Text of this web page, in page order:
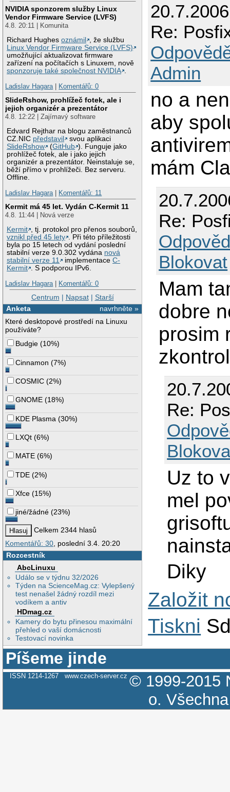
NVIDIA sponzorem služby Linux
Vendor Firmware Service (LVFS)
4.8. 20:11 | Komunita
Richard Hughesoznámil
, že službu
Linux Vendor Firmware Service (LVFS)
umožňující aktualizovat firmware
zařízení na počítačích s Linuxem, nově
sponzoruje také společnost NVIDIA .
Ladislav Hagara| Komentářů: 0
SlideRshow, prohlížeč fotek, ale i
jejich organizér a prezentátor
4.8. 12:22 | Zajímavý software
Edvard Rejthar na blogu zaměstnanců
CZ.NIC představil
svou aplikaci
SlideRshow
(GitHub ). Funguje jako
prohlížeč fotek, ale i jako jejich
organizér a prezentátor. Neinstaluje se,
běží přímo v prohlížeči. Bez serveru.
Offline.
Ladislav Hagara| Komentářů: 11
Kermit má 45 let. Vydán C-Kermit 11
4.8. 11:44 | Nová verze
Kermit , tj. protokol pro přenos souborů,
vznikl před 45 lety . Při této příležitosti
byla po 15 letech od vydání poslední
stabilní verze 9.0.302 vydána nová
stabilní verze 11
implementaceC-
Kermit . S podporou IPv6.
Ladislav Hagara| Komentářů: 0
Centrum | Napsat| Starší
navrhněte »
Anketa
Které desktopové prostředí na Linuxu
používáte?
Budgie (10%)
Cinnamon (7%)
COSMIC (2%)
GNOME (18%)
KDE Plasma (30%)
LXQt (6%)
MATE (6%)
TDE (2%)
Xfce (15%)
jiné/žádné (23%)
Celkem 2344 hlasů
Komentářů: 30 , poslední 3.4. 20:20
Rozcestník
AbcLinuxu
Událo se v týdnu 32/2026
Týden na ScienceMag.cz: Vylepšený
test nenašel žádný rozdíl mezi
vodíkem a antiv
HDmag.cz
Kamery do bytu přinesou maximální
přehled o vaší domácnosti
Testovací novinka
Re:
Admin
no a
aby
mám
Re:
Blokovat
Mam
dobre
prosim
Re:
Uz to
mel
Diky
Založit
Tiskni
Píšeme jinde
ISSN 1214-1267 www.czech-server.cz © 1999-2015
o.